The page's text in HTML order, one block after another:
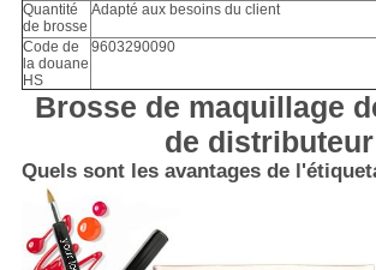
Quantité
de brosse
Adapté aux besoins du client
Code de
la douane
HS
9603290090
Brosse de maquillage
de distributeur
Quels sont les avantages de